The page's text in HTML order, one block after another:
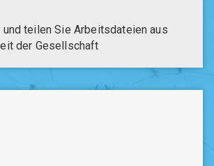
teilen Sie Arbeitsdateien aus
der Gesellschaft